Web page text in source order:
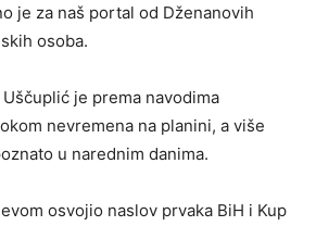
je za naš portal od Dženanovih
osoba.
je prema navodima
nevremena na planini, a više
u narednim danima.
osvojio naslov prvaka BiH i Kup